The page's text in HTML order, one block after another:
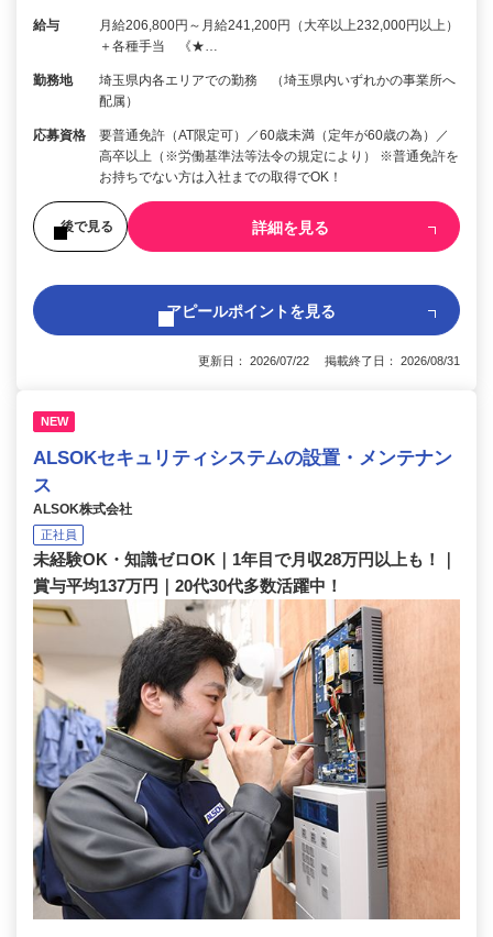
給与
月給206,800円～月給241,200円（大卒以上232,000円以上）
＋各種手当 《★…
勤務地
埼玉県内各エリアでの勤務 （埼玉県内いずれかの事業所へ
配属）
応募資格
要普通免許（AT限定可）／60歳未満（定年が60歳の為）／
高卒以上（※労働基準法等法令の規定により） ※普通免許を
お持ちでない方は入社までの取得でOK！
後で見る 詳細を見る
アピールポイントを見る
更新日： 2026/07/22 掲載終了日： 2026/08/31
NEW
ALSOKセキュリティシステムの設置・メンテナン
ス
ALSOK株式会社
正社員
未経験OK・知識ゼロOK｜1年目で月収28万円以上も！｜
賞与平均137万円｜20代30代多数活躍中！